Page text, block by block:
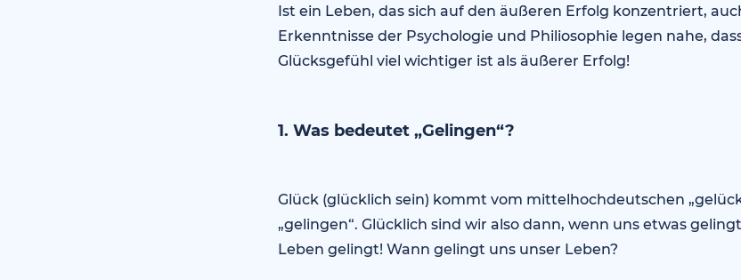
Ist ein Leben, das sich auf den äußeren Erfolg konzentriert,
Erkenntnisse der Psychologie und Philiosophie legen nahe,
Glücksgefühl viel wichtiger ist als äußerer Erfolg!
1. Was bedeutet „Gelingen“?
Glück (glücklich sein) kommt vom mittelhochdeutschen
„gelingen“. Glücklich sind wir also dann, wenn uns etwas
Leben gelingt! Wann gelingt uns unser Leben?